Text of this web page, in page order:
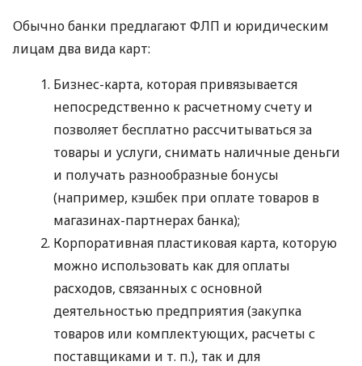
Обычно банки предлагают ФЛП и юридическим
лицам два вида карт:
Бизнес-карта, которая привязывается
непосредственно к расчетному счету и
позволяет бесплатно рассчитываться за
товары и услуги, снимать наличные деньги
и получать разнообразные бонусы
(например, кэшбек при оплате товаров в
магазинах-партнерах банка);
Корпоративная пластиковая карта, которую
можно использовать как для оплаты
расходов, связанных с основной
деятельностью предприятия (закупка
товаров или комплектующих, расчеты с
поставщиками и т. п.), так и для